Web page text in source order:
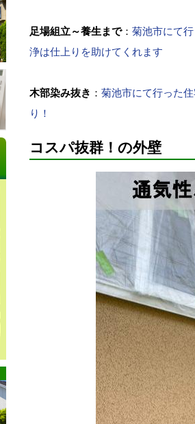
足場組立～養生まで： 菊池市にて
浄は仕上りを助けてくれます
木部染み抜き ： 菊池市にて行った
り！
コスパ抜群！の外壁